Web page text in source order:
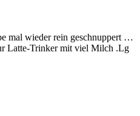
mal wieder rein geschnuppert …
Latte-Trinker mit viel Milch .Lg